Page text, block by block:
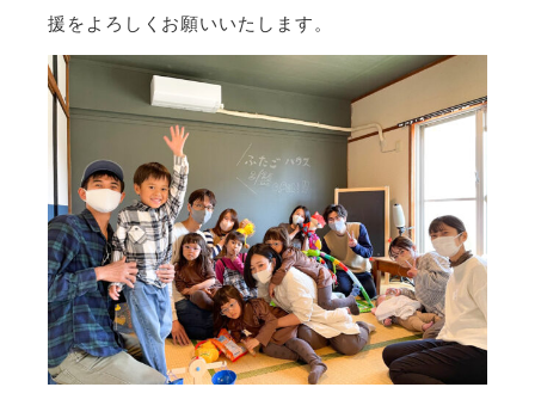
援をよろしくお願いいたします。